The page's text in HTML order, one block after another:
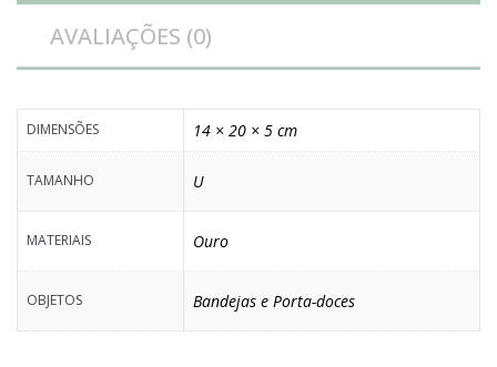
AVALIAÇÕES (0)
DIMENSÕES 14 × 20 × 5 cm
TAMANHO U
MATERIAIS Ouro
OBJETOS Bandejas e Porta-doces